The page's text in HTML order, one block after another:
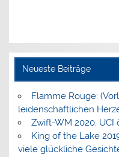
Neueste Beiträge
Flamme Rouge:
leidenschaftlichen
Zwift-WM 2020: UCI
King of the Lake
viele glückliche